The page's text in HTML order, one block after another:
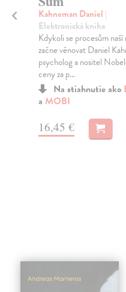
Kahneman Daniel |
Elektronická kniha
Kdykoli se procesům naší
začne věnovat Daniel
psycholog a nositel
ceny za p...
Na stiahnutie ako
a MOBI
16,45 €